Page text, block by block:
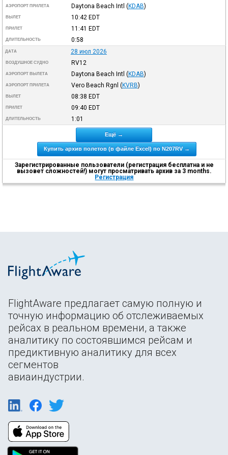
АЭРОПОРТ ПРИЛЕТА Daytona Beach Intl (KDAB)
ВЫЛЕТ 10:42 EDT
ПРИЛЕТ 11:41 EDT
ДЛИТЕЛЬНОСТЬ 0:58
ДАТА 28 июл 2026
ВОЗДУШНОЕ СУДНО RV12
АЭРОПОРТ ВЫЛЕТА Daytona Beach Intl (KDAB)
АЭРОПОРТ ПРИЛЕТА Vero Beach Rgnl (KVRB)
ВЫЛЕТ 08:38 EDT
ПРИЛЕТ 09:40 EDT
ДЛИТЕЛЬНОСТЬ 1:01
Ещё →
Купить архив полетов (в файле Excel) по N207RV →
Зарегистрированные пользователи (регистрация бесплатна и не
вызовет сложностей!) могут просматривать архив за 3 months.
Регистрация
FlightAware предлагает самую полную и
точную информацию об отслеживаемых
рейсах в реальном времени, а также
аналитику по состоявшимся рейсам и
предиктивную аналитику для всех
сегментов
авиаиндустрии.